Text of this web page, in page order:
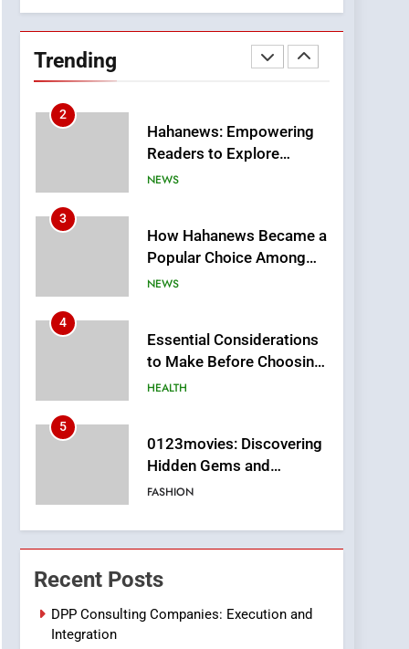
Streaming Platforms
Trending
1
DPP Consulting
Companies: Execution
and Integration
2
Hahanews: Empowering
Readers to Explore
Meaningful Global News
NEWS
3
How Hahanews Became a
Popular Choice Among
Online News Readers
NEWS
4
Essential Considerations
to Make Before Choosing
MyoGlow
HEALTH
5
0123movies: Discovering
Hidden Gems and
Popular Films in the
FASHION
6
Finding the Best Movie
Streaming Website: A
Viewer’s Guide to Quality
Streaming Platforms
7
Recent Posts
DPP Consulting Companies: Execution and
Integration